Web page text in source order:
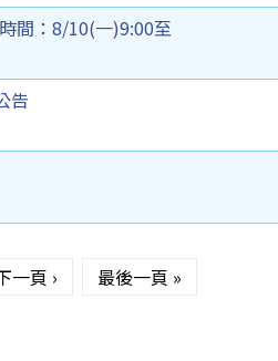
間：8/10(一)9:00至
告
一頁 › 最後一頁 »